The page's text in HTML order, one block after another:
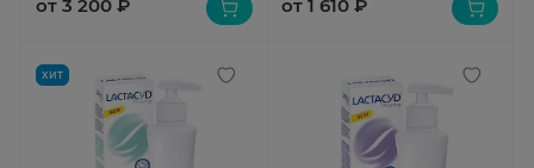
от 3 200 ₽ от 1 610 ₽
ХИТ